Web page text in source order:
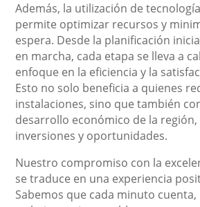
Además, la utilización de
permite optimizar recursos y
espera. Desde la planificación
en marcha, cada etapa se lleva a
enfoque en la eficiencia y la
Esto no solo beneficia a quienes
instalaciones, sino que también
desarrollo económico de la
inversiones y oportunidades.
Nuestro compromiso con la
se traduce en una experiencia
Sabemos que cada minuto